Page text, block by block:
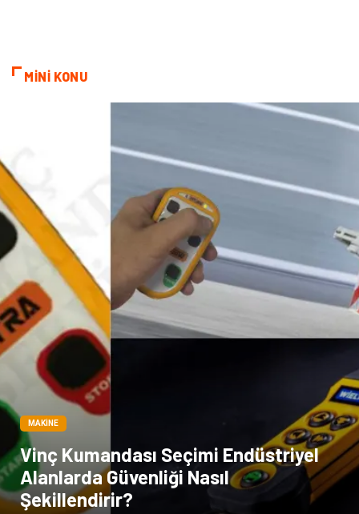
MİNİ KONU
MAKINE
Vinç Kumandası Seçimi Endüstriyel
Alanlarda Güvenliği Nasıl
Şekillendirir?